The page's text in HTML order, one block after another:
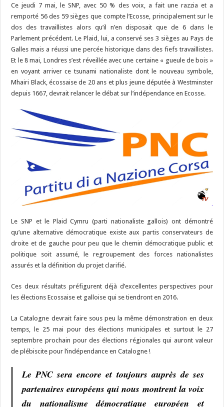
Ce jeudi 7 mai, le SNP, avec 50 % des voix, a fait une razzia et a
remporté 56 des 59 sièges que compte l’Ecosse, principalement sur le
dos des travaillistes alors qu’il n’en disposait que de 6 dans le
Parlement précédent. Le Plaid, lui, a conservé ses 3 sièges au Pays de
Galles mais a réussi une percée historique dans des fiefs travaillistes.
Et le 8 mai, Londres s’est réveillée avec une certaine « gueule de bois »
en voyant arriver ce tsunami nationaliste dont le nouveau symbole,
Mhairi Black, écossaise de 20 ans et plus jeune députée à Westminster
depuis 1667, devrait relancer le débat sur l’indépendance en Ecosse.
Le SNP et le Plaid Cymru (parti nationaliste gallois) ont démontré
qu’une alternative démocratique existe aux partis conservateurs de
droite et de gauche pour peu que le chemin démocratique public et
politique soit assumé, le regroupement des forces nationalistes
assurés et la définition du projet clarifié.
Ces deux résultats préfigurent déjà d’excellentes perspectives pour
les élections Ecossaise et galloise qui se tiendront en 2016.
La Catalogne devrait faire sous peu la même démonstration en deux
temps, le 25 mai pour des élections municipales et surtout le 27
septembre prochain pour des élections régionales qui auront valeur
de plébiscite pour l’indépendance en Catalogne !
Le PNC sera encore et toujours auprès de ses
partenaires européens qui nous montrent la voix
du nationalisme démocratique européen et